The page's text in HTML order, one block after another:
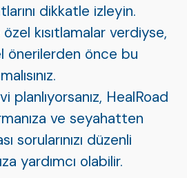
dikkatle izleyin.
kısıtlamalar verdiyse,
önerilerden önce bu
planlıyorsanız, HealRoad
ve seyahatten
sorularınızı düzenli
yardımcı olabilir.